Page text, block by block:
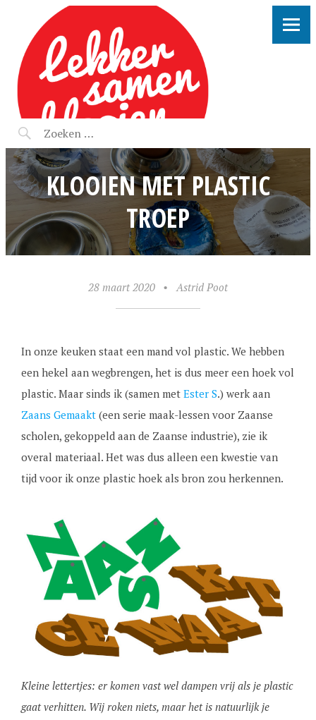
LEKKER SAMEN KLOOIEN
KLOOIEN MET PLASTIC
TROEP
28 maart 2020 • Astrid Poot
In onze keuken staat een mand vol plastic. We hebben
een hekel aan wegbrengen, het is dus meer een hoek vol
plastic. Maar sinds ik (samen met Ester S.) werk aan
Zaans Gemaakt(een serie maak-lessen voor Zaanse
scholen, gekoppeld aan de Zaanse industrie), zie ik
overal materiaal. Het was dus alleen een kwestie van
tijd voor ik onze plastic hoek als bron zou herkennen.
Kleine lettertjes: er komen vast wel dampen vrij als je plastic
gaat verhitten. Wij roken niets, maar het is natuurlijk je